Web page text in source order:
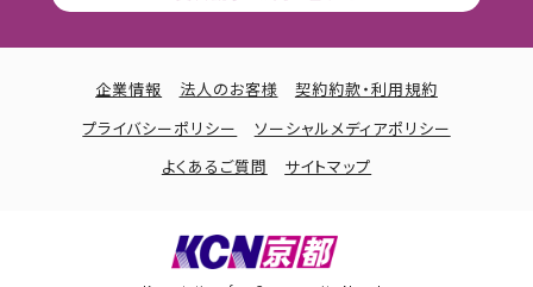
企業情報 法人のお客様 契約約款・利用規約
プライバシーポリシー ソーシャルメディアポリシー
よくあるご質問 サイトマップ